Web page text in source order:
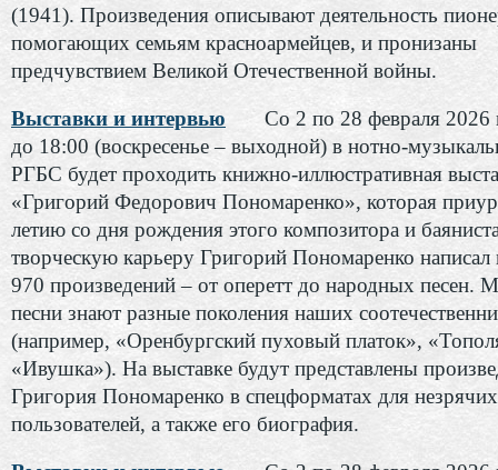
(1941). Произведения описывают деятельность
помогающих семьям красноармейцев, и пронизаны
предчувствием Великой Отечественной войны.
Выставки и интервью
Со 2 по 28 февраля 2026
до 18:00 (воскресенье – выходной) в нотно-
РГБС будет проходить книжно-иллюстративная
«Григорий Федорович Пономаренко», которая
летию со дня рождения этого композитора и
творческую карьеру Григорий Пономаренко
970 произведений – от оперетт до народных песен.
песни знают разные поколения наших
(например, «Оренбургский пуховый платок»,
«Ивушка»). На выставке будут представлены
Григория Пономаренко в спецформатах для незрячих
пользователей, а также его биография.